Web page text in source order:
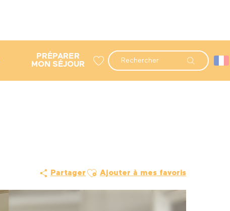
Recherche
PRÉPARER
MON SÉJOUR
Partager Ajouter aux favoris
Ajouter à mes favoris